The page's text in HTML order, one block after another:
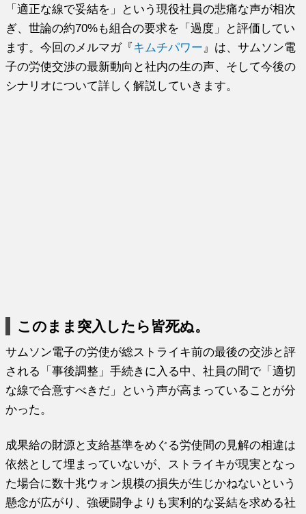
「適正な線で妥結を」という現役社員の悲痛な声が相次
ぎ、世論の約70%も組合の要求を「過度」と評価してい
ます。今回のメルマガ『キムチパワー 』は、サムソン電
子の労使交渉の最新動向と社内の生の声、そして今後の
シナリオについて詳しく解説していきます。
このまま突入したら皆死ぬ。
サムソン電子の労使が総ストライキ前の最後の交渉と評
される「事後調整」手続きに入る中、社員の間で「適切
な線で合意すべきだ」という声が高まっていることが分
かった。
成果給の財源と支給基準をめぐる労使間の見解の相違は
依然として埋まっていないが、ストライキが現実となっ
た場合に数十兆ウォン規模の損失が生じかねないという
懸念が広がり、強硬闘争よりも実利的な妥結を求める社